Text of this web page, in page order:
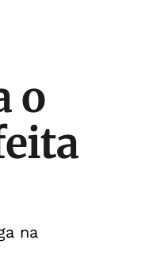
o
na